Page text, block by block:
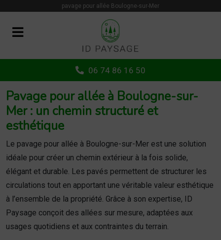
pavage pour allée Boulogne-sur-Mer
06 74 86 16 50
Pavage pour allée à Boulogne-sur-
Mer : un chemin structuré et
esthétique
Le pavage pour allée à Boulogne-sur-Mer est une solution
idéale pour créer un chemin extérieur à la fois solide,
élégant et durable. Les pavés permettent de structurer les
circulations tout en apportant une véritable valeur esthétique
à l’ensemble de la propriété. Grâce à son expertise, ID
Paysage conçoit des allées sur mesure, adaptées aux
usages quotidiens et aux contraintes du terrain.
Panneau de gestion des cookies